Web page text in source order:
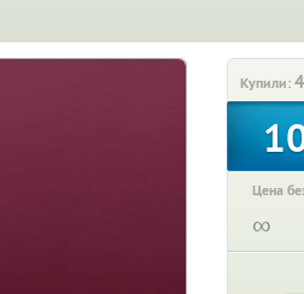
Купили:
Цена
∞